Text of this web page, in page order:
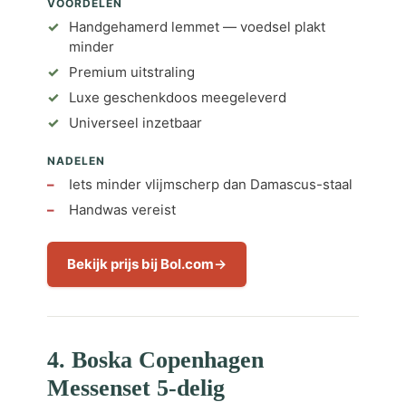
VOORDELEN
Handgehamerd lemmet — voedsel plakt
minder
Premium uitstraling
Luxe geschenkdoos meegeleverd
Universeel inzetbaar
NADELEN
Iets minder vlijmscherp dan Damascus-staal
Handwas vereist
Bekijk prijs bij Bol.com
4. Boska Copenhagen
Messenset 5-delig